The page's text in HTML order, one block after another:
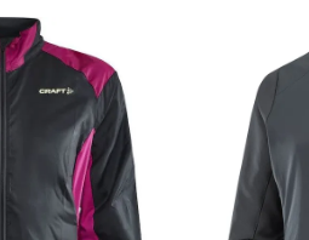
imprægnering